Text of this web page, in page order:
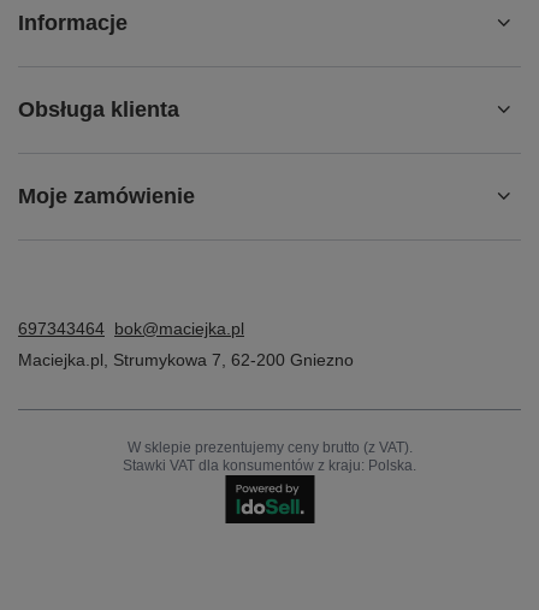
para
Ładowanie najnowszych wpisów...